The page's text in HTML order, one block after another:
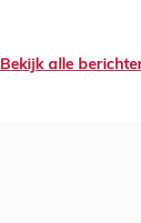
Bekijk alle